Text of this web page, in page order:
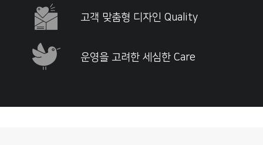
고객 맞춤형 디자인 Quality
운영을 고려한 세심한 Care